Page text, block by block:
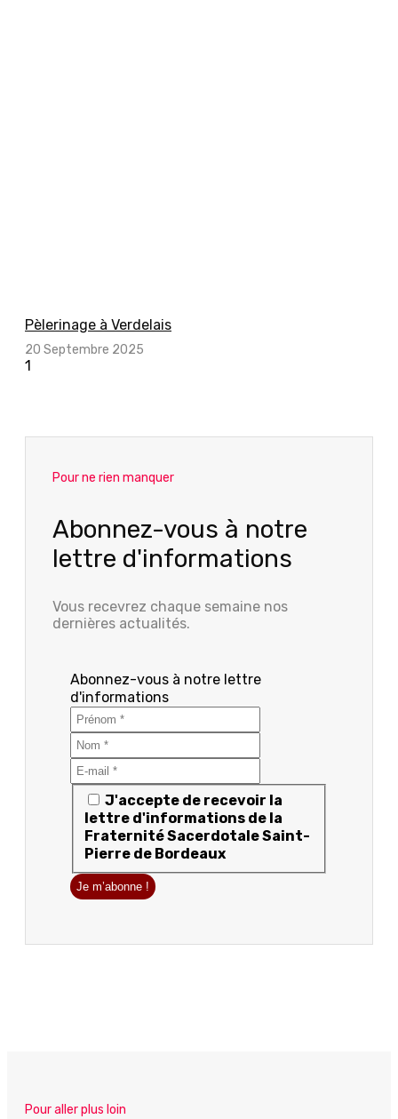
Pèlerinage à Verdelais
20 Septembre 2025
Pour ne rien manquer
Abonnez-vous à notre
lettre d'informations
Vous recevrez chaque semaine nos
dernières actualités.
Abonnez-vous à notre lettre
d'informations
J'accepte de recevoir la
lettre d'informations de la
Fraternité Sacerdotale Saint-
Pierre de Bordeaux
Pour aller plus loin